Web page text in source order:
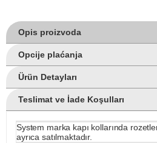
Opis proizvoda
Opcije plaćanja
Ürün Detayları
Teslimat ve İade Koşulları
System marka kapı kollarında
ayrıca satılmaktadır.